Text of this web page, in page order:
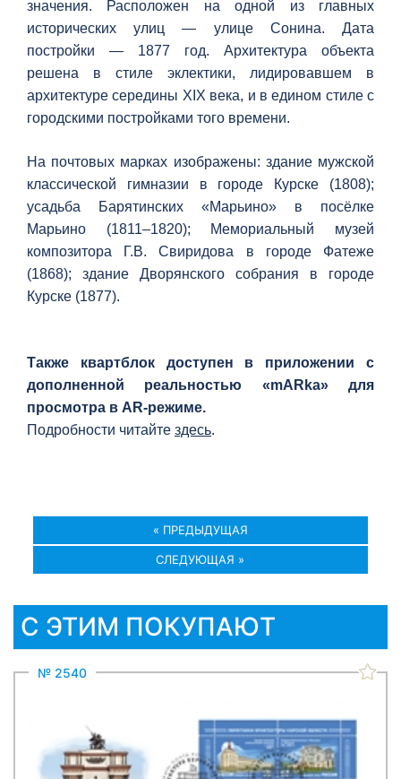
значения. Расположен на одной из главных
исторических улиц — улице Сонина. Дата
постройки — 1877 год. Архитектура объекта
решена в стиле эклектики, лидировавшем в
архитектуре середины XIX века, и в едином стиле с
городскими постройками того времени.
На почтовых марках изображены: здание мужской
классической гимназии в городе Курске (1808);
усадьба Барятинских «Марьино» в посёлке
Марьино (1811–1820); Мемориальный музей
композитора Г.В. Свиридова в городе Фатеже
(1868); здание Дворянского собрания в городе
Курске (1877).
Также квартблок доступен в приложении с
дополненной реальностью «mARka» для
просмотра в AR-режиме.
Подробности читайте здесь.
« ПРЕДЫДУЩАЯ
СЛЕДУЮЩАЯ »
С ЭТИМ ПОКУПАЮТ
№ 2540